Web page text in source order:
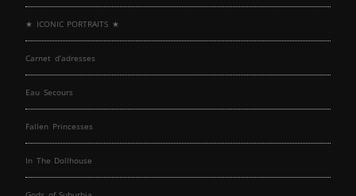
★ ICONIC PORTRAITS ★
Carnet d’adresses
Eau Secours
Fallen Princesses
In The Dollhouse